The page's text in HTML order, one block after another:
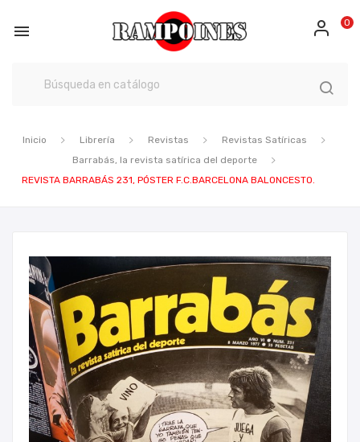
 0
Inicio Librería Revistas
Revistas Satíricas
Barrabás, la revista satírica del deporte
REVISTA BARRABÁS 231, PÓSTER F.C.BARCELONA BALONCESTO.